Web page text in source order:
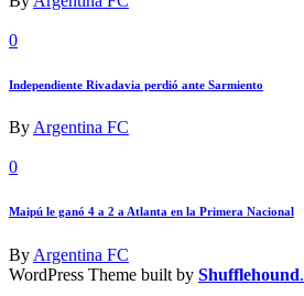
0
Independiente Rivadavia perdió ante Sarmiento
ByArgentina FC
0
Maipú le ganó 4 a 2 a Atlanta en la Primera Nacional
ByArgentina FC
WordPress Theme built by Shufflehound.